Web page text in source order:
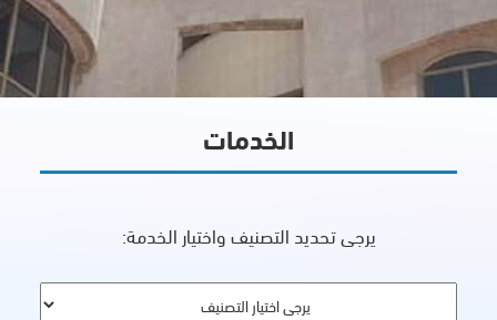
الخدمات
يرجى تحديد التصنيف واختيار الخدمة: